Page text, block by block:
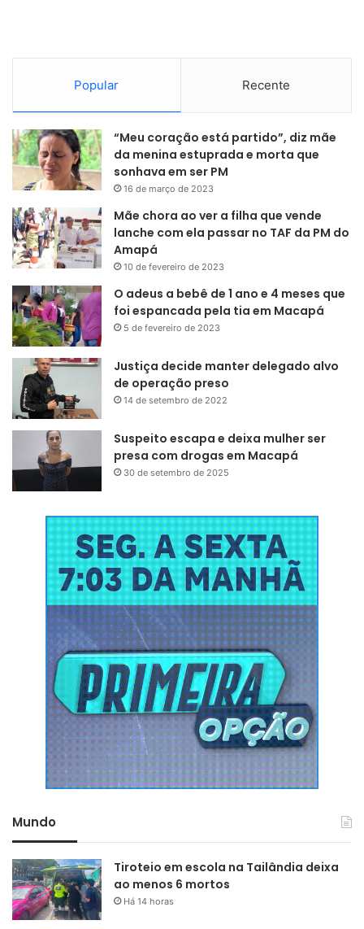
Popular Recente
“Meu coração está partido”, diz mãe
da menina estuprada e morta que
sonhava em ser PM
16 de março de 2023
Mãe chora ao ver a filha que vende
lanche com ela passar no TAF da PM do
Amapá
10 de fevereiro de 2023
O adeus a bebê de 1 ano e 4 meses que
foi espancada pela tia em Macapá
5 de fevereiro de 2023
Justiça decide manter delegado alvo
de operação preso
14 de setembro de 2022
Suspeito escapa e deixa mulher ser
presa com drogas em Macapá
30 de setembro de 2025
Mundo
Tiroteio em escola na Tailândia deixa
ao menos 6 mortos
Há 14 horas